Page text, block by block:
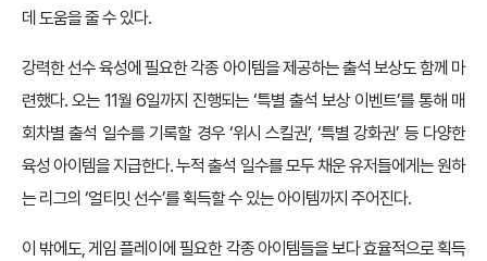
데 도움을 줄 수 있다.
강력한 선수 육성에 필요한 각종 아이템을 제공하는 출석 보상도 함께 마
련했다. 오는 11월 6일까지 진행되는 ‘특별 출석 보상 이벤트’를 통해 매
회차별 출석 일수를 기록할 경우 ‘위시 스킬권’, ‘특별 강화권’ 등 다양한
육성 아이템을 지급한다. 누적 출석 일수를 모두 채운 유저들에게는 원하
는 리그의 ‘얼티밋 선수’를 획득할 수 있는 아이템까지 주어진다.
이 밖에도, 게임 플레이에 필요한 각종 아이템들을 보다 효율적으로 획득